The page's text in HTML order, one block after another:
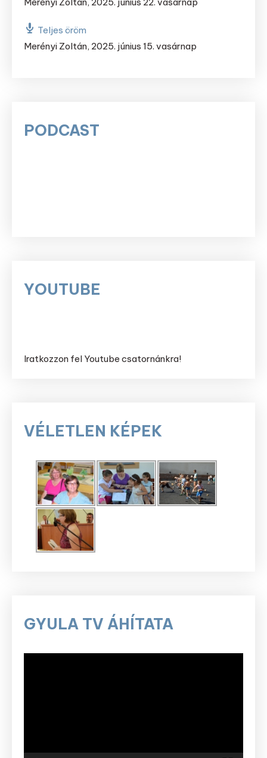
Merényi Zoltán, 2025. június 22. vasárnap
Teljes öröm
Merényi Zoltán, 2025. június 15. vasárnap
PODCAST
YOUTUBE
Iratkozzon fel Youtube csatornánkra!
VÉLETLEN KÉPEK
GYULA TV ÁHÍTATA